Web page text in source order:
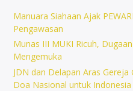
Manuara Siahaan Ajak
Pengawasan
Munas III MUKI Ricuh,
Mengemuka
JDN dan Delapan Aras
Doa Nasional untuk Indonesia